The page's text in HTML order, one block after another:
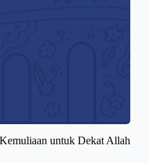
untuk Dekat Allah